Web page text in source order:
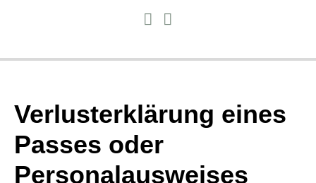
Verlusterklärung eines
Passes oder
Personalausweises